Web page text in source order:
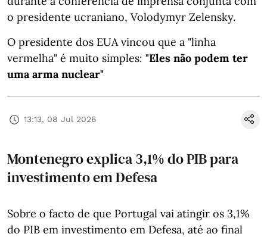
o presidente ucraniano, Volodymyr Zelensky.
O presidente dos EUA vincou que a "linha
vermelha" é muito simples: "Eles não podem ter
uma arma nuclear"
13:13, 08 Jul 2026
Montenegro explica 3,1% do PIB para
investimento em Defesa
Sobre o facto de que Portugal vai atingir os 3,1%
do PIB em investimento em Defesa, até ao final